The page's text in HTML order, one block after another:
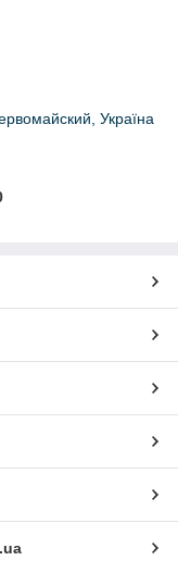
Україна